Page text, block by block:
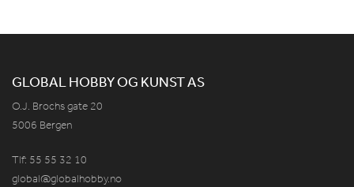
GLOBAL HOBBY OG KUNST AS
O.J. Brochs gate 20
5006 Bergen
Tlf: 55 55 32 10
global@globalhobby.no